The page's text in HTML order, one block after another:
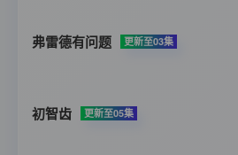
弗雷德有问题 更新至03集
初智齿 更新至05集